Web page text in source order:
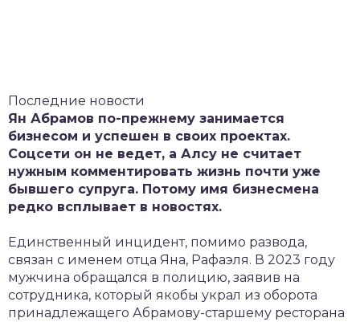
Последние новости
Ян Абрамов по-прежнему занимается
бизнесом и успешен в своих проектах.
Соцсети он не ведет, а Алсу не считает
нужным комментировать жизнь почти уже
бывшего супруга. Потому имя бизнесмена
редко всплывает в новостях.
Единственный инцидент, помимо развода,
связан с именем отца Яна, Рафаэля. В 2023 году
мужчина обращался в полицию, заявив на
сотрудника, который якобы украл из оборота
принадлежащего Абрамову-старшему ресторана